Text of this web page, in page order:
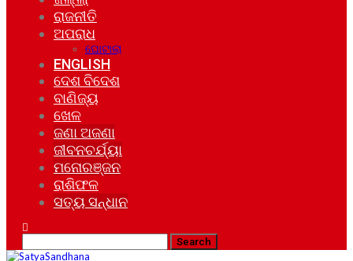
ରାଜନୀତି
ଅପରାଧ
ଘୋଟାଲା
ENGLISH
ଦେଶ ବିଦେଶ
ବାଣିଜ୍ୟ
ଖେଳ
ଜଣା ଅଜଣା
ଜୀବନଚର୍ଯ୍ୟା
ମନୋରଞ୍ଜନ
ରାଶିଫଳ
ସତ୍ୟ ସନ୍ଧାନ